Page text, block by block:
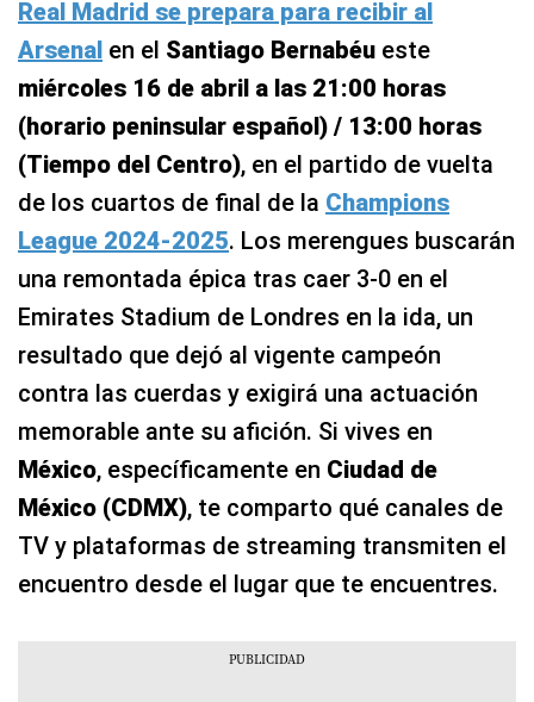
Real Madrid se prepara para recibir al
Arsenal en el Santiago Bernabéu este
miércoles 16 de abril a las 21:00 horas
(horario peninsular español) / 13:00 horas
(Tiempo del Centro), en el partido de vuelta
de los cuartos de final de la Champions
League 2024-2025. Los merengues buscarán
una remontada épica tras caer 3-0 en el
Emirates Stadium de Londres en la ida, un
resultado que dejó al vigente campeón
contra las cuerdas y exigirá una actuación
memorable ante su afición. Si vives en
México, específicamente en Ciudad de
México (CDMX), te comparto qué canales de
TV y plataformas de streaming transmiten el
encuentro desde el lugar que te encuentres.